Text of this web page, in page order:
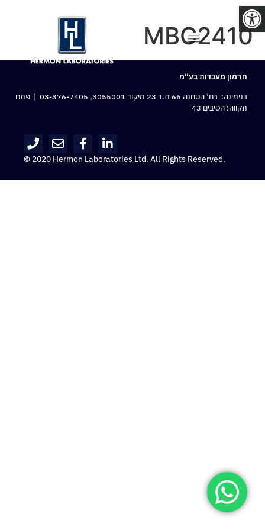
פתח סרגל נגישות
MBC2410
חרמון מעבדות בע“מ
בנימינה: רח‘ הטחנה 66 ת.ד 23 מיקוד 3055001,
03-376-7405 | פתח
תקווה: הסיבים 43
© 2020 Hermon Laboratories Ltd. All Rights Reserved.